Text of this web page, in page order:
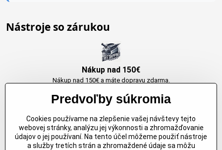
Nástroje so zárukou
Nákup nad 150€
Nákup nad 150€ a máte dopravu zdarma.
Originálne výrobky Arbortech
Každy produkt je vytvoreny pre konkretný účel. Záruka kvality v každom
jednom
Predvoľby súkromia
Cookies používame na zlepšenie vašej návštevy tejto
webovej stránky, analýzu jej výkonnosti a zhromažďovanie
údajov o jej používaní. Na tento účel môžeme použiť nástroje
a služby tretích strán a zhromaždené údaje sa môžu